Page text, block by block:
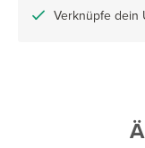
Verknüpfe dein